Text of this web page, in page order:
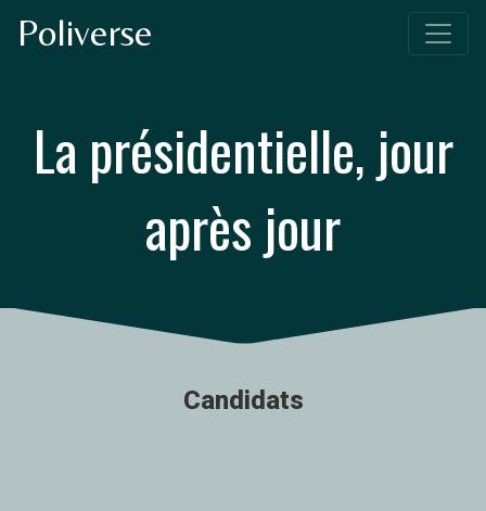
Poliverse
La présidentielle, jour
après jour
Candidats